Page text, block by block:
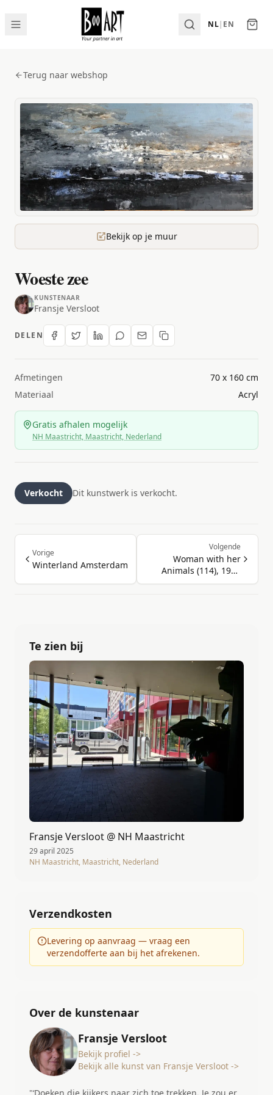
NL| EN
Terug naar webshop
Bekijk op je muur
Woeste zee
KUNSTENAAR
Fransje Versloot
DELEN
Afmetingen
70 x 160 cm
Materiaal
Acryl
Gratis afhalen mogelijk
NH Maastricht, Maastricht, Nederland
Verkocht Dit kunstwerk is verkocht.
Vorige
Winterland Amsterdam
Volgende
Woman with her
Animals (114), 1997
(Ingelijst)
Te zien bij
Fransje Versloot @ NH Maastricht
29 april 2025
NH Maastricht, Maastricht, Nederland
Verzendkosten
Levering op aanvraag — vraag een
verzendofferte aan bij het afrekenen.
Over de kunstenaar
Fransje Versloot
Bekijk profiel ->
Bekijk alle kunst van Fransje Versloot ->